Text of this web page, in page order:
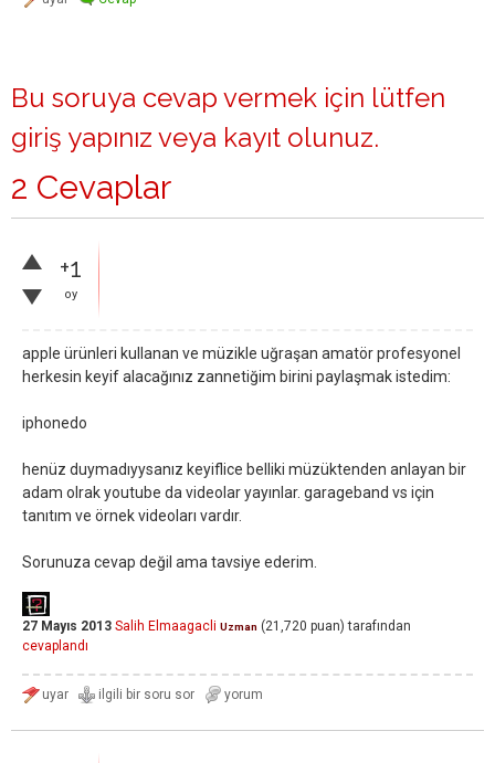
Bu soruya cevap vermek için lütfen
giriş yapınız veya kayıt olunuz.
2 Cevaplar
+1
oy
apple ürünleri kullanan ve müzikle uğraşan amatör profesyonel
herkesin keyif alacağınız zannetiğim birini paylaşmak istedim:
iphonedo
henüz duymadıyysanız keyiflice belliki müzüktenden anlayan bir
adam olrak youtube da videolar yayınlar. garageband vs için
tanıtım ve örnek videoları vardır.
Sorunuza cevap değil ama tavsiye ederim.
27 Mayıs 2013 Salih Elmaagacli Uzman (21,720 puan) tarafından
cevaplandı